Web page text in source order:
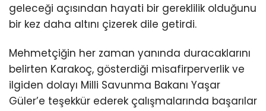
geleceği açısından hayati bir gereklilik olduğunu
bir kez daha altını çizerek dile getirdi.
Mehmetçiğin her zaman yanında duracaklarını
belirten Karakoç, gösterdiği misafirperverlik ve
ilgiden dolayı Milli Savunma Bakanı Yaşar
Güler’e teşekkür ederek çalışmalarında başarılar